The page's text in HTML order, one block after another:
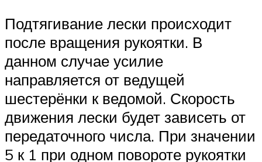
Подтягивание лески происходит
после вращения рукоятки. В
данном случае усилие
направляется от ведущей
шестерёнки к ведомой. Скорость
движения лески будет зависеть от
передаточного числа. При значении
5 к 1 при одном повороте рукоятки